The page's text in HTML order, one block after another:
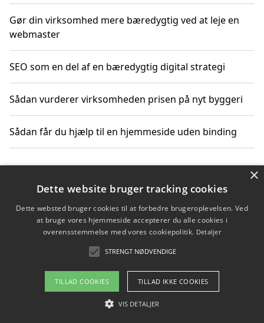
Gør din virksomhed mere bæredygtig ved at leje en
webmaster
SEO som en del af en bæredygtig digital strategi
Sådan vurderer virksomheden prisen på nyt byggeri
Sådan får du hjælp til en hjemmeside uden binding
Copyright 2026 - Pilanto Aps
Om / kontakt
Blog Betingelser
×
Dette website bruger tracking cookies
Dette websted bruger cookies til at forbedre brugeroplevelsen. Ved
at bruge vores hjemmeside accepterer du alle cookies i
overensstemmelse med vores cookiepolitik. Detaljer
STRENGT NØDVENDIGE
TILLAD COOKIES TILLAD IKKE COOKIES
VIS DETALJER